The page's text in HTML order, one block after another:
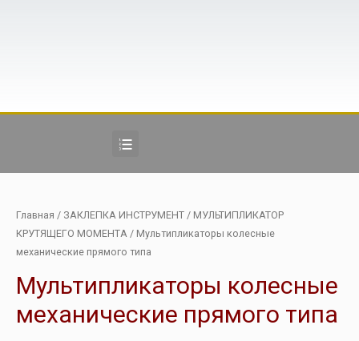
Главная / ЗАКЛЕПКА ИНСТРУМЕНТ / МУЛЬТИПЛИКАТОР
КРУТЯЩЕГО МОМЕНТА / Мультипликаторы колесные
механические прямого типа
Мультипликаторы колесные
механические прямого типа